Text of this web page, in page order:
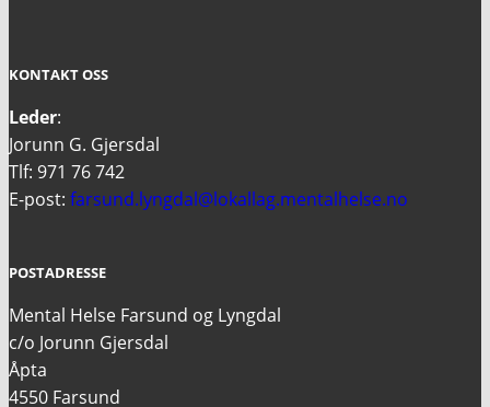
KONTAKT OSS
Leder:
Jorunn G. Gjersdal
Tlf: 971 76 742
E-post: farsund.lyngdal@lokallag.mentalhelse.no
POSTADRESSE
Mental Helse Farsund og Lyngdal
c/o Jorunn Gjersdal
Åpta
4550 Farsund